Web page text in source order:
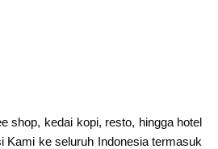
shop, kedai kopi, resto, hingga hotel
Kami ke seluruh Indonesia termasuk